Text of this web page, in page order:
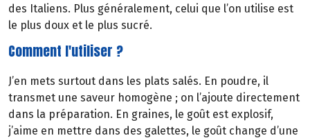
des Italiens. Plus généralement, celui que l’on utilise est
le plus doux et le plus sucré.
Comment l'utiliser ?
J’en mets surtout dans les plats salés. En poudre, il
transmet une saveur homogène ; on l’ajoute directement
dans la préparation. En graines, le goût est explosif,
j’aime en mettre dans des galettes, le goût change d’une